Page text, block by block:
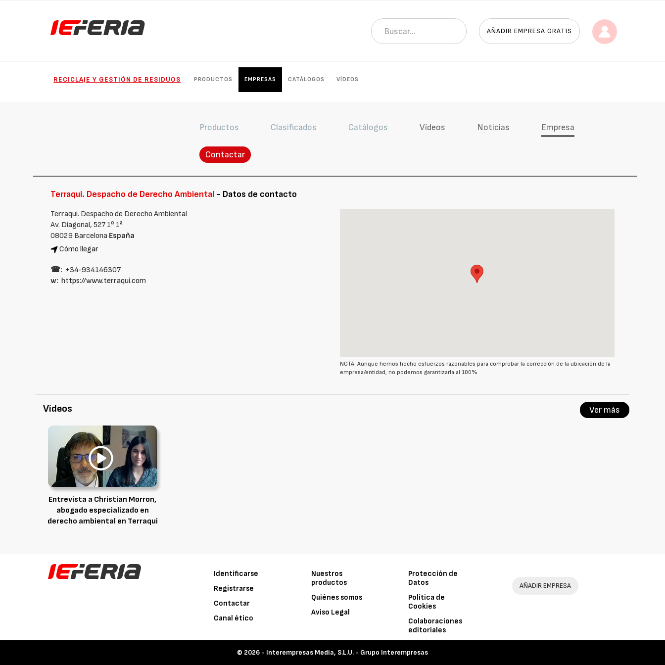
AÑADIR EMPRESA GRATIS
RECICLAJE Y GESTIÓN DE RESIDUOS PRODUCTOS EMPRESAS CATÁLOGOS VÍDEOS
Productos Clasificados Catálogos Vídeos Noticias Empresa
Contactar
Terraqui. Despacho de Derecho Ambiental - Datos de contacto
Terraqui. Despacho de Derecho Ambiental
Av. Diagonal, 527 1º 1ª
08029 Barcelona España
Cómo llegar
☎: +34‑934146307
w:https://www.terraqui.com
NOTA: Aunque hemos hecho esfuerzos razonables para comprobar la corrección de la ubicación de la
empresa/entidad, no podemos garantizarla al 100%
Vídeos Ver más
Entrevista a Christian Morron,
abogado especializado en
derecho ambiental en Terraqui
Identificarse
Registrarse
Contactar
Canal ético
Nuestros
productos
Quiénes somos
Aviso Legal
Protección de
Datos
Política de
Cookies
Colaboraciones
editoriales
AÑADIR EMPRESA
© 2026 - Interempresas Media, S.L.U. - Grupo Interempresas